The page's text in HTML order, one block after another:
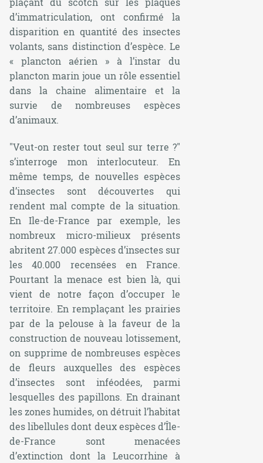
d’immatriculation, ont confirmé la
disparition en quantité des insectes
volants, sans distinction d’espèce. Le
« plancton aérien » à l’instar du
plancton marin joue un rôle essentiel
dans la chaine alimentaire et la
survie de nombreuses espèces
d’animaux.
"Veut-on rester tout seul sur terre ?"
s’interroge mon interlocuteur. En
même temps, de nouvelles espèces
d’insectes sont découvertes qui
rendent mal compte de la situation.
En Ile-de-France par exemple, les
nombreux micro-milieux présents
abritent 27.000 espèces d’insectes sur
les 40.000 recensées en France.
Pourtant la menace est bien là, qui
vient de notre façon d’occuper le
territoire. En remplaçant les prairies
par de la pelouse à la faveur de la
construction de nouveau lotissement,
on supprime de nombreuses espèces
de fleurs auxquelles des espèces
d’insectes sont inféodées, parmi
lesquelles des papillons. En drainant
les zones humides, on détruit l’habitat
des libellules dont deux espèces d’Île-
de-France sont menacées
d’extinction dont la Leucorrhine à